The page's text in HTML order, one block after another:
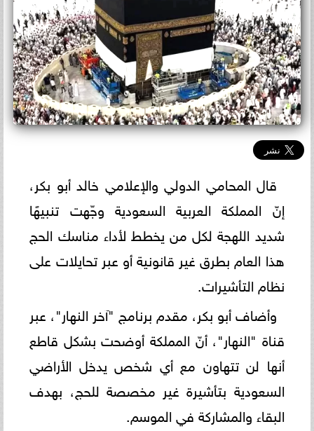
قال المحامي الدولي والإعلامي خالد أبو بكر،
إنّ المملكة العربية السعودية وجّهت تنبيهًا
شديد اللهجة لكل من يخطط لأداء مناسك الحج
هذا العام بطرق غير قانونية أو عبر تحايلات على
نظام التأشيرات.
وأضاف أبو بكر، مقدم برنامج "آخر النهار"، عبر
قناة "النهار"، أنّ المملكة أوضحت بشكل قاطع
أنها لن تتهاون مع أي شخص يدخل الأراضي
السعودية بتأشيرة غير مخصصة للحج، بهدف
البقاء والمشاركة في الموسم.